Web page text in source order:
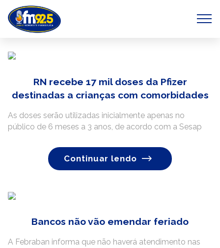
RN recebe 17 mil doses da Pfizer
destinadas a crianças com comorbidades
As doses serão utilizadas inicialmente apenas no
público de 6 meses a 3 anos, de acordo com a Sesap
Continuar lendo
Bancos não vão emendar feriado
A Febraban informa que não haverá atendimento nas